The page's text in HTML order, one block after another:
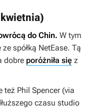
do Chin. W tym
spółką NetEase. Tą
dobre poróżniła się z
też Phil Spencer (via
czasu studio